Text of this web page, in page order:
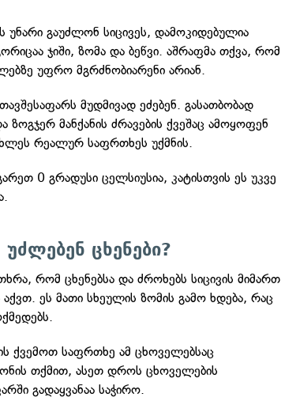
უნარი გაუძლონ სიცივეს, დამოკიდებულია
ჯიში, ზომა და ბეწვი. აშრაფმა თქვა, რომ
უფრო მგრძნობიარენი არიან.
მუდმივად ეძებენ. გასათბობად
ზოგჯერ მანქანის ძრავების ქვეშაც ამოყოფენ
რეალურ საფრთხეს უქმნის.
0 გრადუსი ცელსიუსია, კატისთვის ეს უკვე
ცხენები?
რომ ცხენებსა და ძროხებს სიცივის მიმართ
ეს მათი სხეულის ზომის გამო ხდება, რაც
ქვემოთ საფრთხე ამ ცხოველებსაც
თქმით, ასეთ დროს ცხოველების
გადაყვანაა საჭირო.